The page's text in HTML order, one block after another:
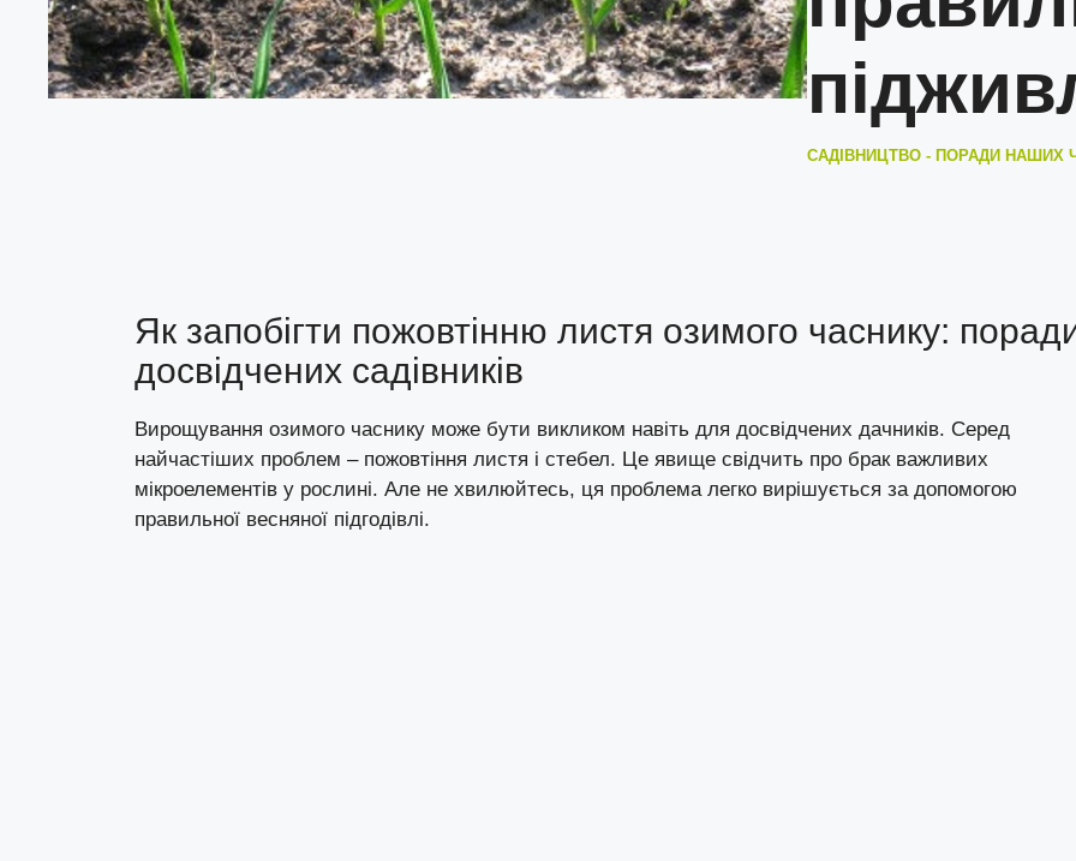
САДІВНИЦТВО - ПОРАДИ НАШИХ
Як запобігти пожовтінню листя озимого часнику:
досвідчених садівників
Вирощування озимого часнику може бути викликом навіть для досвідчених дачників. Серед
найчастіших проблем – пожовтіння листя і стебел. Це явище свідчить про брак важливих
мікроелементів у рослині. Але не хвилюйтесь, ця проблема легко вирішується за допомогою
правильної весняної підгодівлі.